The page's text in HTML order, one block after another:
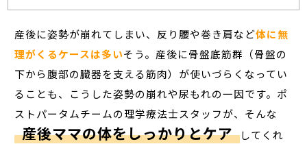
産後に姿勢が崩れてしまい、反り腰や巻き肩など体に無
理がくるケースは多いそう。産後に骨盤底筋群（骨盤の
下から腹部の臓器を支える筋肉）が使いづらくなってい
ることも、こうした姿勢の崩れや尿もれの一因です。ポ
ストパータムチームの理学療法士スタッフが、そんな
産後ママの体をしっかりとケア
してくれ